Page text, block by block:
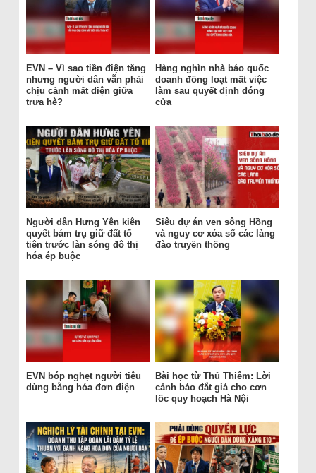
EVN – Vì sao tiền điện tăng
nhưng người dân vẫn phải
chịu cảnh mất điện giữa
trưa hè?
Hàng nghìn nhà báo quốc
doanh đồng loạt mất việc
làm sau quyết định đóng
cửa
Người dân Hưng Yên kiên
quyết bám trụ giữ đất tổ
tiên trước làn sóng đô thị
hóa ép buộc
Siêu dự án ven sông Hồng
và nguy cơ xóa sổ các làng
đào truyền thống
EVN bóp nghẹt người tiêu
dùng bằng hóa đơn điện
Bài học từ Thủ Thiêm: Lời
cảnh báo đắt giá cho cơn
lốc quy hoạch Hà Nội